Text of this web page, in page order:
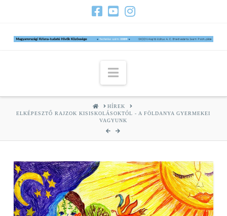
Navigation
HOMEHÍREK
ELKÉPESZTŐ RAJZOK KISISKOLÁSOKTÓL - A FÖLDANYA GYERMEKEI
VAGYUNK